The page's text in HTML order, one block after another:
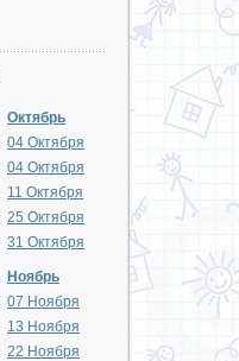
Октябрь
04 Октября
04 Октября
11 Октября
25 Октября
31 Октября
Ноябрь
07 Ноября
13 Ноября
22 Ноября